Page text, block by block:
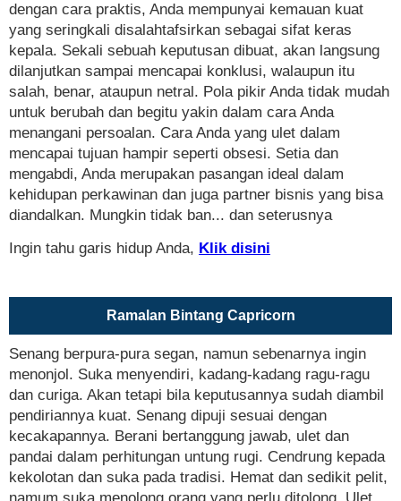
dengan cara praktis, Anda mempunyai kemauan kuat
yang seringkali disalahtafsirkan sebagai sifat keras
kepala. Sekali sebuah keputusan dibuat, akan langsung
dilanjutkan sampai mencapai konklusi, walaupun itu
salah, benar, ataupun netral. Pola pikir Anda tidak mudah
untuk berubah dan begitu yakin dalam cara Anda
menangani persoalan. Cara Anda yang ulet dalam
mencapai tujuan hampir seperti obsesi. Setia dan
mengabdi, Anda merupakan pasangan ideal dalam
kehidupan perkawinan dan juga partner bisnis yang bisa
diandalkan. Mungkin tidak ban... dan seterusnya
Ingin tahu garis hidup Anda, Klik disini
Ramalan Bintang Capricorn
Senang berpura-pura segan, namun sebenarnya ingin
menonjol. Suka menyendiri, kadang-kadang ragu-ragu
dan curiga. Akan tetapi bila keputusannya sudah diambil
pendiriannya kuat. Senang dipuji sesuai dengan
kecakapannya. Berani bertanggung jawab, ulet dan
pandai dalam perhitungan untung rugi. Cendrung kepada
kekolotan dan suka pada tradisi. Hemat dan sedikit pelit,